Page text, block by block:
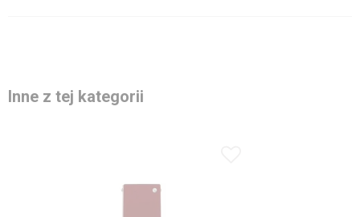
Inne z tej kategorii